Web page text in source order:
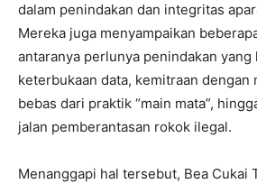
dalam penindakan dan integritas
Mereka juga menyampaikan
antaranya perlunya penindakan yang
keterbukaan data, kemitraan dengan
bebas dari praktik “main mata”,
jalan pemberantasan rokok ilegal.
Menanggapi hal tersebut, Bea Cukai